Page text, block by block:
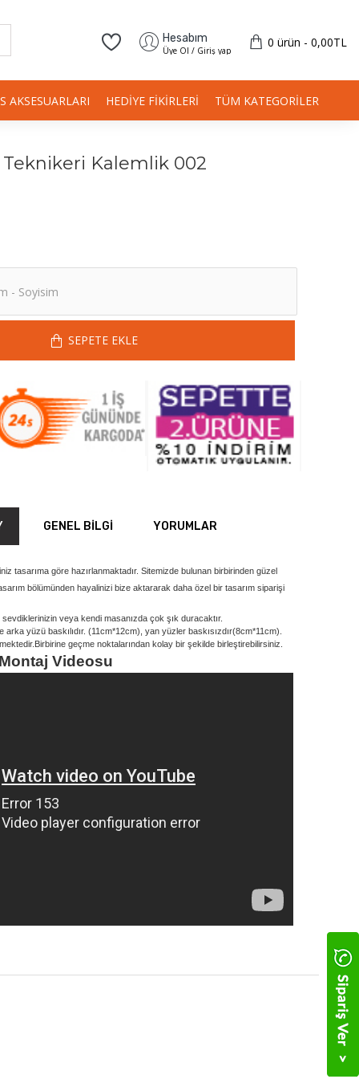
Hesabım
Üye Ol / Giriş yap
0 ürün - 0,00TL
AKSESUARLARI HEDIYE FIKIRLERI TÜM KATEGORILER
Teknikeri Kalemlik 002
SEPETE EKLE
GENEL BILGI YORUMLAR
tasarıma göre hazırlanmaktadır. Sitemizde bulunan birbirinden güzel
bölümünden hayalinizi bize aktararak daha özel bir tasarım siparişi
veya kendi masanızda çok şık duracaktır.
yüzü baskılıdır. (11cm*12cm), yan yüzler baskısızdır(8cm*11cm).
geçme noktalarından kolay bir şekilde birleştirebilirsiniz.
Videosu